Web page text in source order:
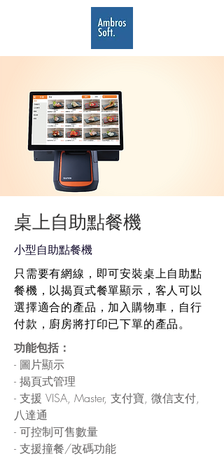
桌上自助點餐機
​小型自助點餐機
只需要有網線，即可安裝桌上自助點
餐機，以揭頁式餐單顯示，客人可以
選擇適合的產品，加入購物車，自行
付款，廚房將打印已下單的產品。
功能包括：
- 圖片顯示
- 揭頁式管理
- 支援 VISA, Master, 支付寶, 微信支付,
八達通
- 可控制可售數量
- 支援撞餐/改碼功能